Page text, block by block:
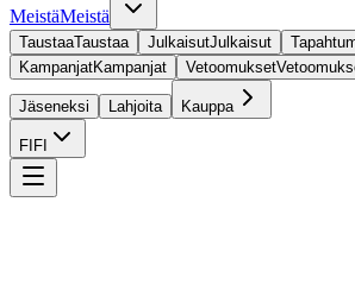
MeistäMeistä
TaustaaTaustaa JulkaisutJulkaisut
KampanjatKampanjat Vetoomukset
Jäseneksi Lahjoita Kauppa
FI FI